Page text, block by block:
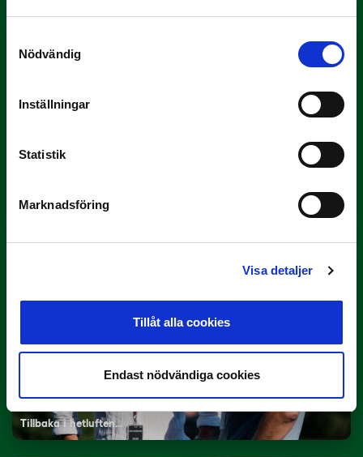
Nödvändig
Inställningar
Statistik
Marknadsföring
Visa detaljer
Tillåt alla cookies
Endast nödvändiga cookies
3 JULI
Här är de…
Lagerlöf tar över i Sandvikens IF
Tillbaka i hetluften…